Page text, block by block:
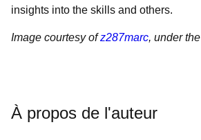
insights into the skills and others.
Image courtesy ofz287marc, under the
À propos de l'auteur